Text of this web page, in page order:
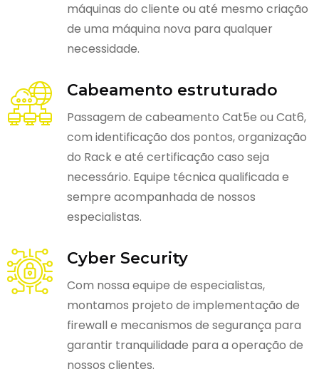
máquinas do cliente ou até mesmo criação
de uma máquina nova para qualquer
necessidade.
Cabeamento estruturado
Passagem de cabeamento Cat5e ou Cat6,
com identificação dos pontos, organização
do Rack e até certificação caso seja
necessário. Equipe técnica qualificada e
sempre acompanhada de nossos
especialistas.
Cyber Security
Com nossa equipe de especialistas,
montamos projeto de implementação de
firewall e mecanismos de segurança para
garantir tranquilidade para a operação de
nossos clientes.